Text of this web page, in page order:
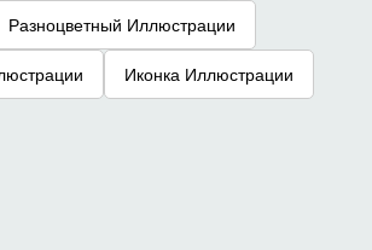
Разноцветный Иллюстрации
Иконка Иллюстрации